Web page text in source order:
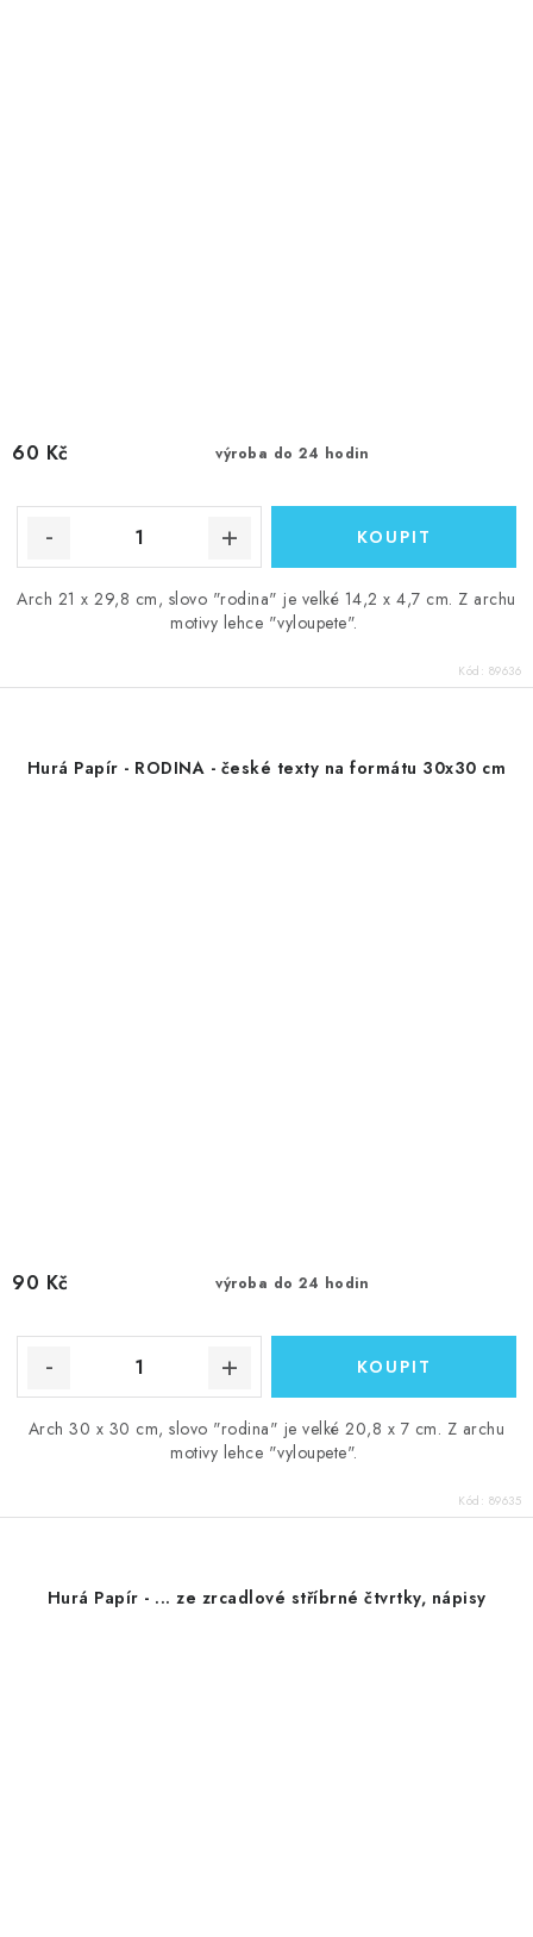
výroba do 24 hodin
60 Kč
Arch 21 x 29,8 cm, slovo "rodina" je velké 14,2 x 4,7 cm. Z archu
motivy lehce "vyloupete".
Kód: 89636
Hurá Papír - RODINA - české texty na formátu 30x30 cm
výroba do 24 hodin
90 Kč
Arch 30 x 30 cm, slovo "rodina" je velké 20,8 x 7 cm. Z archu
motivy lehce "vyloupete".
Kód: 89635
Hurá Papír - ... ze zrcadlové stříbrné čtvrtky, nápisy